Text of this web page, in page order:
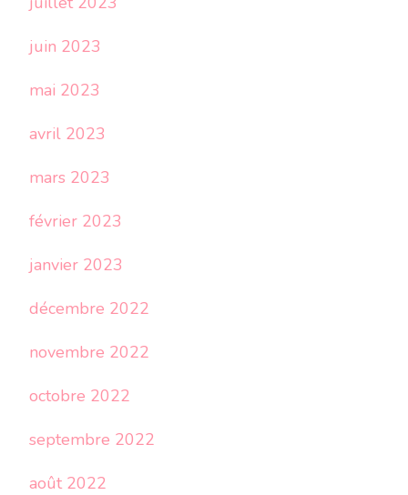
juin 2023
mai 2023
avril 2023
mars 2023
février 2023
janvier 2023
décembre 2022
novembre 2022
octobre 2022
septembre 2022
août 2022